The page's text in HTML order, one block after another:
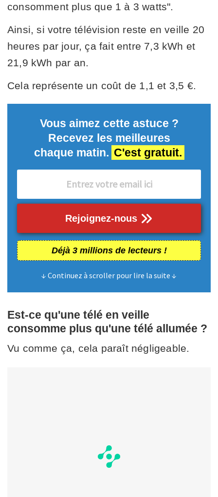
consomment plus que 1 à 3 watts".
Ainsi, si votre télévision reste en veille 20
heures par jour, ça fait entre 7,3 kWh et
21,9 kWh par an.
Cela représente un coût de 1,1 et 3,5 €.
Vous aimez cette astuce ?
Recevez les meilleures
chaque matin. C'est gratuit.
Rejoignez-nous
Déjà 3 millions de lecteurs !
↓ Continuez à scroller pour lire la suite ↓
Est-ce qu'une télé en veille
consomme plus qu'une télé allumée ?
Vu comme ça, cela paraît négligeable.